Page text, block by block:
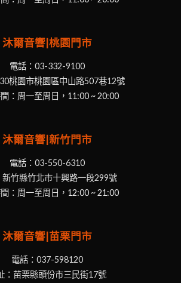
沐爾音響|桃園門市
電話： 03-332-9100
桃園市桃園區中山路507巷12號
：周一至周日，11:00 ~ 20:00
沐爾音響|新竹門市
電話： 03-550-6310
新竹縣竹北市十興路一段299號
：周一至周日，12:00 ~ 21:00
沐爾音響|苗栗門市
電話： 037-598120
： 苗栗縣頭份市三民街17號